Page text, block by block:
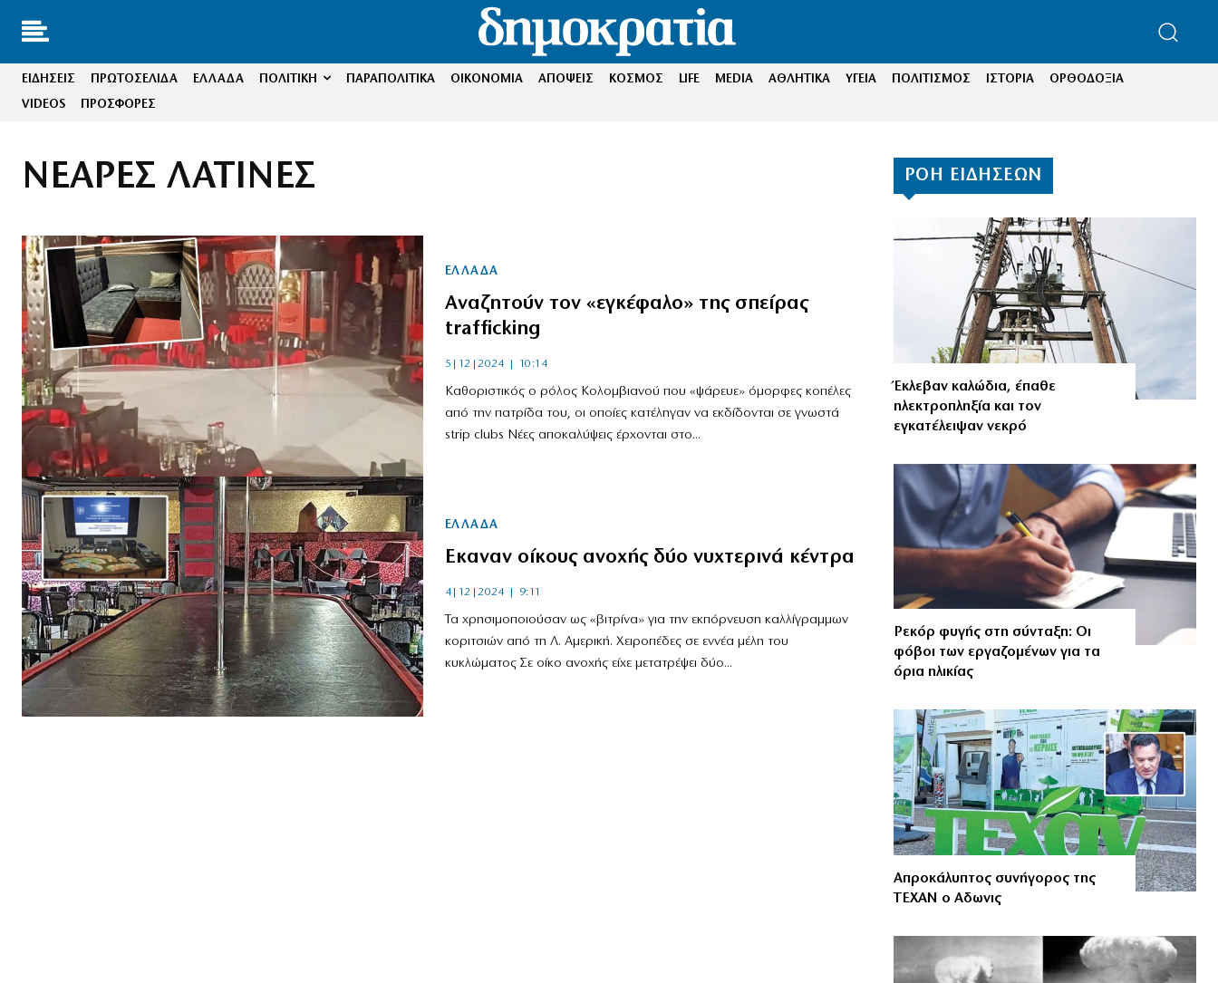
ΕΙΔΗΣΕΙΣ ΠΡΩΤΟΣΕΛΙΔΑ ΕΛΛΑΔΑ ΠΟΛΙΤΙΚΗ ΠΑΡΑΠΟΛΙΤΙΚΑ ΟΙΚΟΝΟΜΙΑ ΑΠΟΨΕΙΣ ΚΟΣΜΟΣ LIFE MEDIA ΑΘΛΗΤΙΚΑ ΥΓΕΙΑ ΠΟΛΙΤΙΣΜΟΣ ΙΣΤΟΡΙΑ
ΟΡΘΟΔΟΞΙΑ
VIDEOS
ΠΡΟΣΦΟΡΕΣ
ΝΕΑΡΕΣ ΛΑΤΙΝΕΣ
ΕΛΛΑΔΑ
Αναζητούν τον «εγκέφαλο» της σπείρας
trafficking
5|12|2024 | 10:14
Καθοριστικός ο ρόλος Κολομβιανού που «ψάρευε» όμορφες κοπέλες
από την πατρίδα του, οι οποίες κατέληγαν να εκδίδονται σε γνωστά
strip clubs Νέες αποκαλύψεις έρχονται στο...
ΕΛΛΑΔΑ
Εκαναν οίκους ανοχής δύο νυχτερινά κέντρα
4|12|2024 | 9:11
Τα χρησιμοποιούσαν ως «βιτρίνα» για την εκπόρνευση καλλίγραμμων
κοριτσιών από τη Λ. Αμερική. Χειροπέδες σε εννέα μέλη του
κυκλώματος Σε οίκο ανοχής είχε μετατρέψει δύο...
ΡΟΗ ΕΙΔΗΣΕΩΝ
Έκλεβαν καλώδια, έπαθε
ηλεκτροπληξία και τον
εγκατέλειψαν νεκρό
Ρεκόρ φυγής στη σύνταξη: Οι
φόβοι των εργαζομένων για τα
όρια ηλικίας
Απροκάλυπτος συνήγορος της
ΤΕΧΑΝ ο Αδωνις